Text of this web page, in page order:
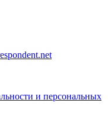
и персональных